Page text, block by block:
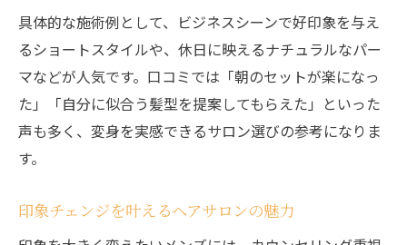
具体的な施術例として、ビジネスシーンで好印象を与え
るショートスタイルや、休日に映えるナチュラルなパー
マなどが人気です。口コミでは「朝のセットが楽になっ
た」「自分に似合う髪型を提案してもらえた」といった
声も多く、変身を実感できるサロン選びの参考になりま
す。
印象チェンジを叶えるヘアサロンの魅力